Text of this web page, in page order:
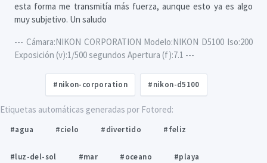
esta forma me transmitía más fuerza, aunque esto ya es algo
muy subjetivo. Un saludo
--- Cámara:NIKON CORPORATION Modelo:NIKON D5100 Iso:200
Exposición (v):1/500 segundos Apertura (f):7.1 ---
#nikon-corporation #nikon-d5100
Etiquetas automáticas generadas por Fotored:
#agua #cielo #divertido #feliz
#luz-del-sol #mar #oceano #playa